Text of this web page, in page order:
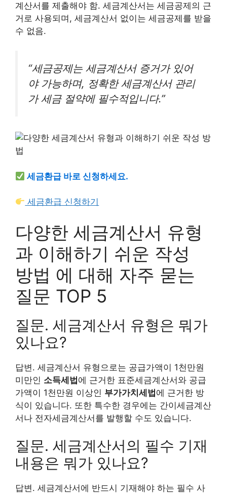
계산서를 제출해야 함. 세금계산서는 세금공제의 근
거로 사용되며, 세금계산서 없이는 세금공제를 받을
수 없음.
“세금공제는 세금계산서 증거가 있어
야 가능하며, 정확한 세금계산서 관리
가 세금 절약에 필수적입니다.”
세금환급 바로 신청하세요.
세금환급 신청하기
다양한 세금계산서 유형
과 이해하기 쉬운 작성
방법 에 대해 자주 묻는
질문 TOP 5
질문. 세금계산서 유형은 뭐가
있나요?
답변. 세금계산서 유형으로는 공급가액이 1천만원
미만인 소득세법에 근거한 표준세금계산서와 공급
가액이 1천만원 이상인 부가가치세법에 근거한 방
식이 있습니다. 또한 특수한 경우에는 간이세금계산
서나 전자세금계산서를 발행할 수도 있습니다.
질문. 세금계산서의 필수 기재
내용은 뭐가 있나요?
답변. 세금계산서에 반드시 기재해야 하는 필수 사